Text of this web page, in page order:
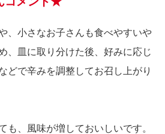
、小さなお子さんも食べやすいや
、皿に取り分けた後、好みに応じ
どで辛みを調整してお召し上がり
も、風味が増しておいしいです。